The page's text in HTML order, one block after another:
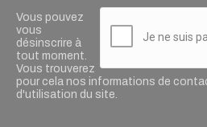
Vous pouvez
vous
désinscrire à
tout moment.
Vous trouverez
pour cela nos informations de
d'utilisation du site.